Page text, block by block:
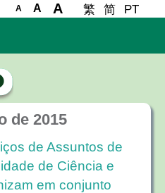
A A A 繁 简 PT
de 2015
de Assuntos de
de Ciência e
em conjunto